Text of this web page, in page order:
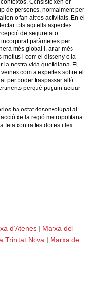
Consisteixen en
de persones, normalment per
o fan altres activitats. En el
tots aquells aspectes
de seguretat o
incorporat paràmetres per
més global i, anar més
motius i com el disseny o la
la nostra vida quotidiana. El
com a expertes sobre el
per poder traspassar allò
perquè puguin actuar
ha estat desenvolupat al
de la regió metropolitana
feta contra les dones i les
d’Atenes| Marxa del
Trinitat Nova | Marxa de